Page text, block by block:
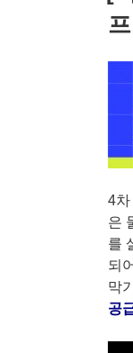
4차
은
를
되
막
공